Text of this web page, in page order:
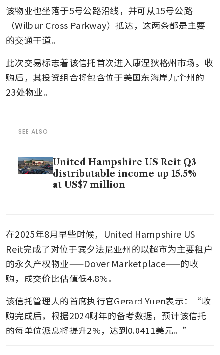
该物业也坐落于5号公路沿线，并可从15号公路
（Wilbur Cross Parkway）抵达，这两条都是主要
的交通干道。
此次交易标志着该信托首次进入康涅狄格州市场。收
购后，其投资组合将包含位于美国东海岸九个州的
23处物业。
SEE ALSO
United Hampshire US Reit Q3
distributable income up 15.5%
at US$7 million
在2025年8月早些时候，United Hampshire US
Reit完成了对位于宾夕法尼亚州的以超市为主要租户
的永久产权物业——Dover Marketplace——的收
购，成交价比估值低4.8%。
该信托管理人的首席执行官Gerard Yuen表示：“收
购完成后，根据2024财年的备考数据，预计该信托
的每单位派息将提升2%，达到0.0411美元。”